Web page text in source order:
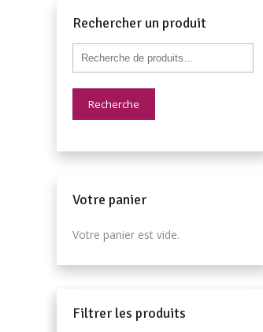
Rechercher un produit
Recherche
Votre panier
Votre panier est vide.
Filtrer les produits